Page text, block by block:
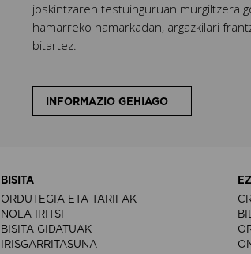
joskintzaren testuinguruan murgiltzera
hamarreko hamarkadan, argazkilari
bitartez.
INFORMAZIO GEHIAGO
BISITA
ORDUTEGIA ETA TARIFAK
NOLA IRITSI
BISITA GIDATUAK
IRISGARRITASUNA